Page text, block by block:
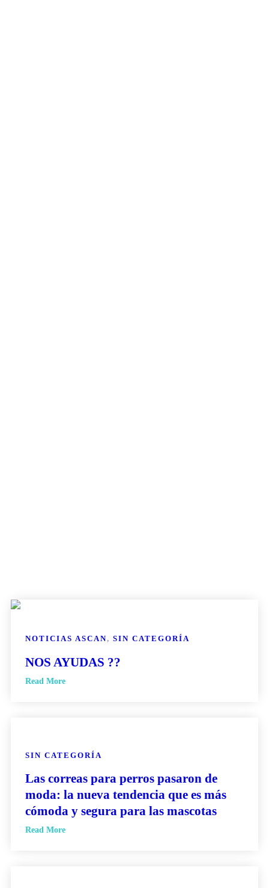
NOTICIAS ASCAN, SIN CATEGORÍA
NOS AYUDAS ??
Read More
SIN CATEGORÍA
Las correas para perros pasaron de
moda: la nueva tendencia que es más
cómoda y segura para las mascotas
Read More